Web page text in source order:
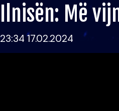
Ilnisën: Më
23:34 17.02.2024